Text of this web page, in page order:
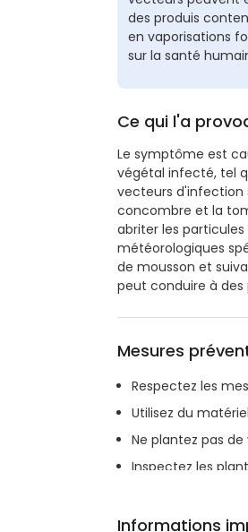
des produis
en vaporisations
sur la santé
Ce qui l'a
Le symptôme est
végétal infecté, tel
vecteurs d'infection
concombre et la
abriter les
météorologiques
de mousson et
peut conduire à
Mesures
Respectez les
Utilisez du
Ne plantez pas
Inspectez les
Ne cultivez pas
Informations